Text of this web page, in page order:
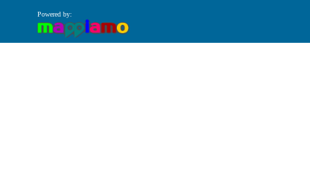
Powered by: